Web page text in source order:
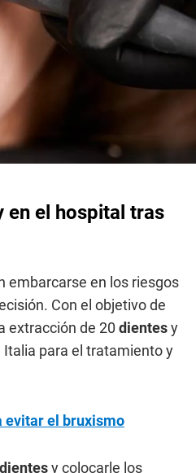
en el hospital tras
embarcarse en los riesgos
Con el objetivo de
extracción de 20 dientesy
para el tratamiento y
evitar el bruxismo
dientesy colocarle los